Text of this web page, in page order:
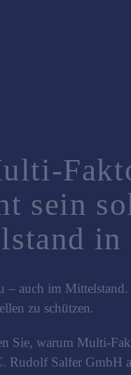
sein
– auch im
zu schützen.
Sie, warum Multi-
Rudolf Salfer GmbH